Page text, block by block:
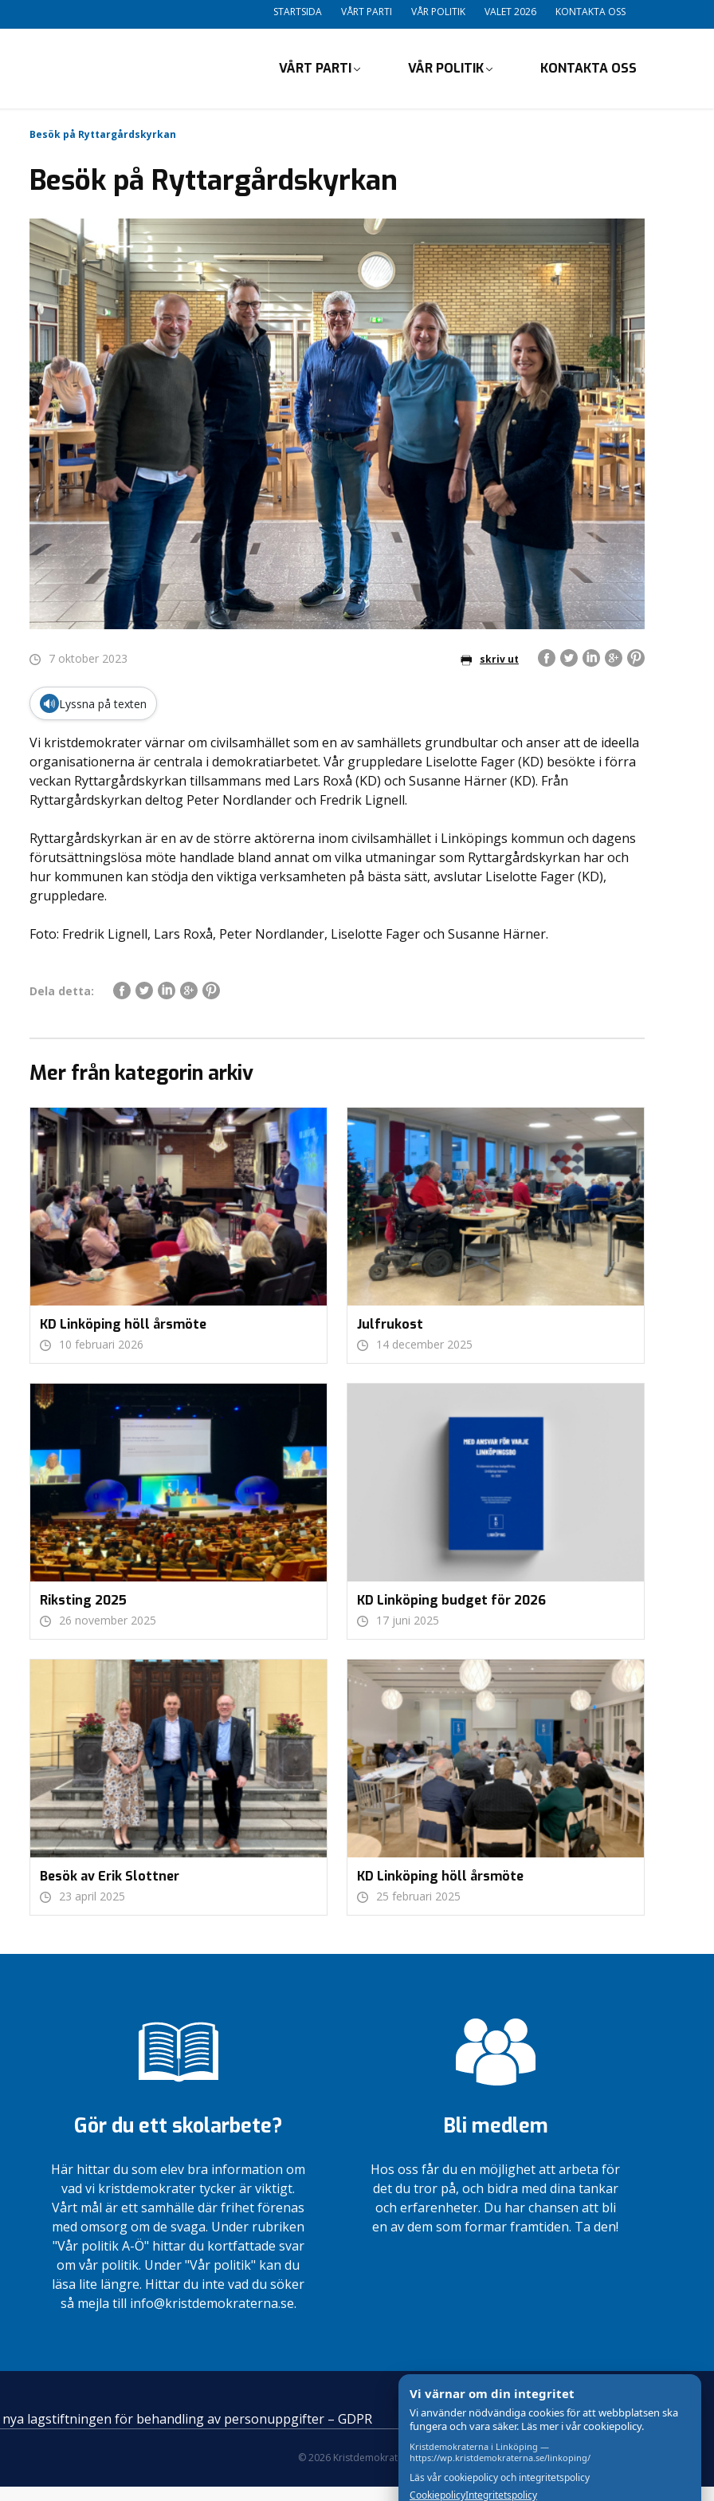
STARTSIDA VÅRT PARTI VÅR POLITIK VALET 2026 KONTAKTA OSS
VÅRT PARTI VÅR POLITIK KONTAKTA OSS
Besök på Ryttargårdskyrkan
Besök på Ryttargårdskyrkan
7 oktober 2023 skriv ut
🔊 Lyssna på texten
Vi kristdemokrater värnar om civilsamhället som en av samhällets grundbultar och anser att de ideella
organisationerna är centrala i demokratiarbetet. Vår gruppledare Liselotte Fager (KD) besökte i förra
veckan Ryttargårdskyrkan tillsammans med Lars Roxå (KD) och Susanne Härner (KD). Från
Ryttargårdskyrkan deltog Peter Nordlander och Fredrik Lignell.
Ryttargårdskyrkan är en av de större aktörerna inom civilsamhället i Linköpings kommun och dagens
förutsättningslösa möte handlade bland annat om vilka utmaningar som Ryttargårdskyrkan har och
hur kommunen kan stödja den viktiga verksamheten på bästa sätt, avslutar Liselotte Fager (KD),
gruppledare.
Foto: Fredrik Lignell, Lars Roxå, Peter Nordlander, Liselotte Fager och Susanne Härner.
Dela detta:
Mer från kategorin arkiv
KD Linköping höll årsmöte
10 februari 2026
Julfrukost
14 december 2025
Riksting 2025
26 november 2025
KD Linköping budget för 2026
17 juni 2025
Besök av Erik Slottner
23 april 2025
KD Linköping höll årsmöte
25 februari 2025
Gör du ett skolarbete?
Här hittar du som elev bra information om
vad vi kristdemokrater tycker är viktigt.
Vårt mål är ett samhälle där frihet förenas
med omsorg om de svaga. Under rubriken
"Vår politik A-Ö" hittar du kortfattade svar
om vår politik. Under "Vår politik" kan du
läsa lite längre. Hittar du inte vad du söker
så mejla till info@kristdemokraterna.se.
Bli medlem
Hos oss får du en möjlighet att arbeta för
det du tror på, och bidra med dina tankar
och erfarenheter. Du har chansen att bli
en av dem som formar framtiden. Ta den!
lagstiftningen för behandling av personuppgifter – GDPR
© 2026 Kristdemokraterna om Cookies Skapad med av wasabiweb
Vi värnar om din integritet
Vi använder nödvändiga cookies för att webbplatsen ska
fungera och vara säker. Läs mer i vår cookiepolicy.
Kristdemokraterna i Linköping —
https://wp.kristdemokraterna.se/linkoping/
Läs vår cookiepolicy och integritetspolicy
CookiepolicyIntegritetspolicy